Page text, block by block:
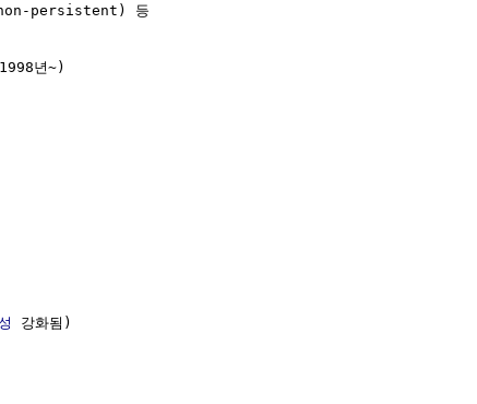
persistent) 등
(1998년~)
강화됨)